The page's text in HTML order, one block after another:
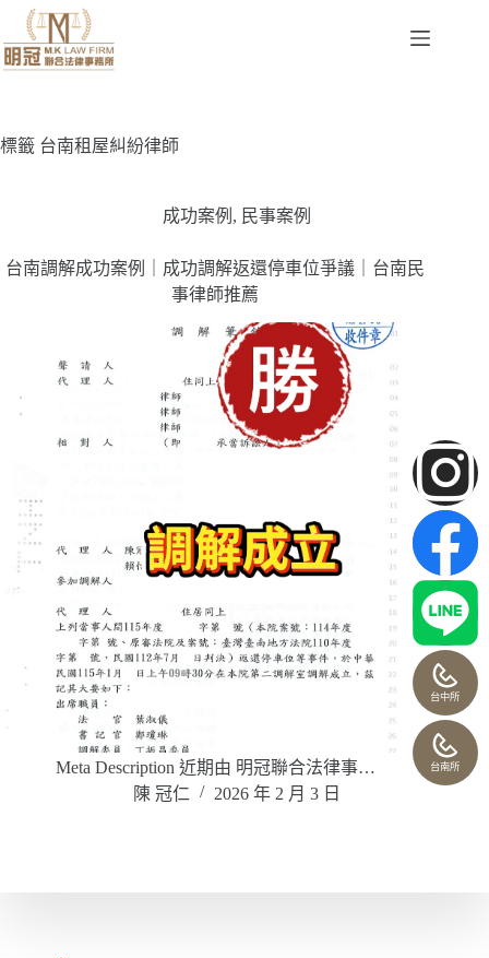
標籤 台南租屋糾紛律師
成功案例 , 民事案例
台南調解成功案例｜成功調解返還停車位爭議｜台南民
事律師推薦
Meta Description 近期由 明冠聯合法律事…
陳 冠仁
2026 年 2 月 3 日
台中所
台南所